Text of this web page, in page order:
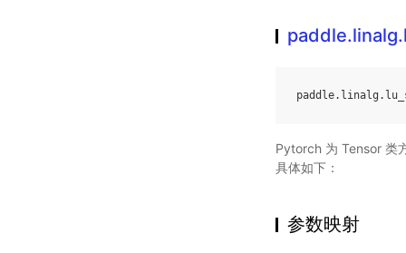
paddle. linalg .
Pytorch 为 Tensor 类
具体如下：
参数映射